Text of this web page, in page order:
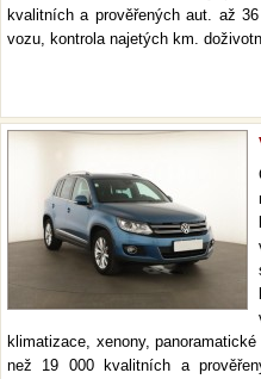
kvalitních a prověřených aut. až
vozu, kontrola najetých km.
klimatizace, xenony,
než 19 000 kvalitních a